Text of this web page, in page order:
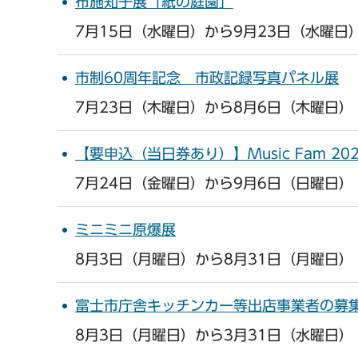
7月15日（水曜日）から9月23日（水曜日）
市制60周年記念 市政記録写真パネル展
7月23日（木曜日）から8月6日（木曜日）
【要申込（当日券あり）】Music Fam
7月24日（金曜日）から9月6日（日曜日）
ミニミニ原爆展
8月3日（月曜日）から8月31日（月曜日）
富士市庁舎キッチンカー等出店事業者の募
8月3日（月曜日）から3月31日（水曜日）